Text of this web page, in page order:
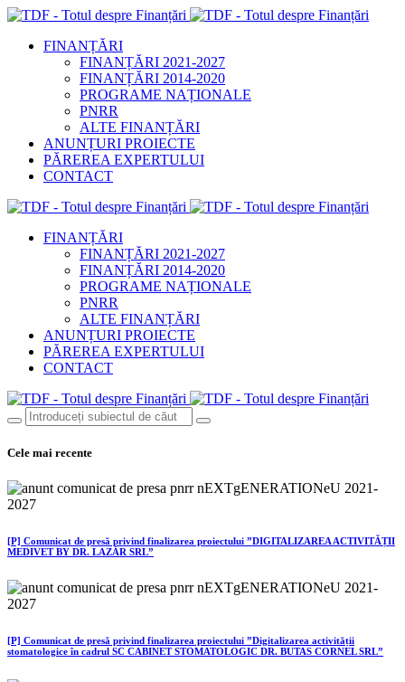
FINANȚĂRI
FINANȚĂRI 2021-2027
FINANȚĂRI 2014-2020
PROGRAME NAȚIONALE
PNRR
ALTE FINANȚĂRI
ANUNȚURI PROIECTE
PĂREREA EXPERTULUI
CONTACT
FINANȚĂRI
FINANȚĂRI 2021-2027
FINANȚĂRI 2014-2020
PROGRAME NAȚIONALE
PNRR
ALTE FINANȚĂRI
ANUNȚURI PROIECTE
PĂREREA EXPERTULUI
CONTACT
Cele mai recente
[P] Comunicat de presă privind finalizarea proiectului ”DIGITALIZAREA ACTIVITĂȚII
MEDIVET BY DR. LAZĂR SRL”
[P] Comunicat de presă privind finalizarea proiectului ”Digitalizarea activității
stomatologice în cadrul SC CABINET STOMATOLOGIC DR. BUTAS CORNEL SRL”